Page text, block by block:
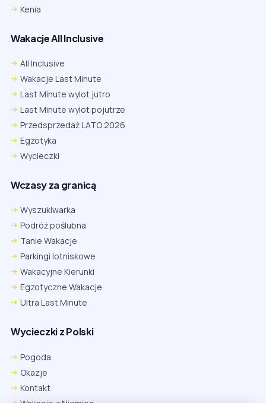
Kenia
Wakacje All Inclusive
All Inclusive
Wakacje Last Minute
Last Minute wylot jutro
Last Minute wylot pojutrze
Przedsprzedaż LATO 2026
Egzotyka
Wycieczki
Wczasy za granicą
Wyszukiwarka
Podróż poślubna
Tanie Wakacje
Parkingi lotniskowe
Wakacyjne Kierunki
Egzotyczne Wakacje
Ultra Last Minute
Wycieczki z Polski
Pogoda
Okazje
Kontakt
Firefox
Ustawienia → Prywatność i bezpieczeństwo → Pliki cookie innych
firm → ustaw „Zezwalaj”.
Na czas rezerwacji nie blokuj cookies i śledzenia dla tej witryny.